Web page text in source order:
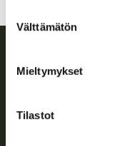
valinta
Välttämätön
Mieltymykset
Tilastot
Suomen
Suomen riistakeskus
riistanhoitoyhdistysten